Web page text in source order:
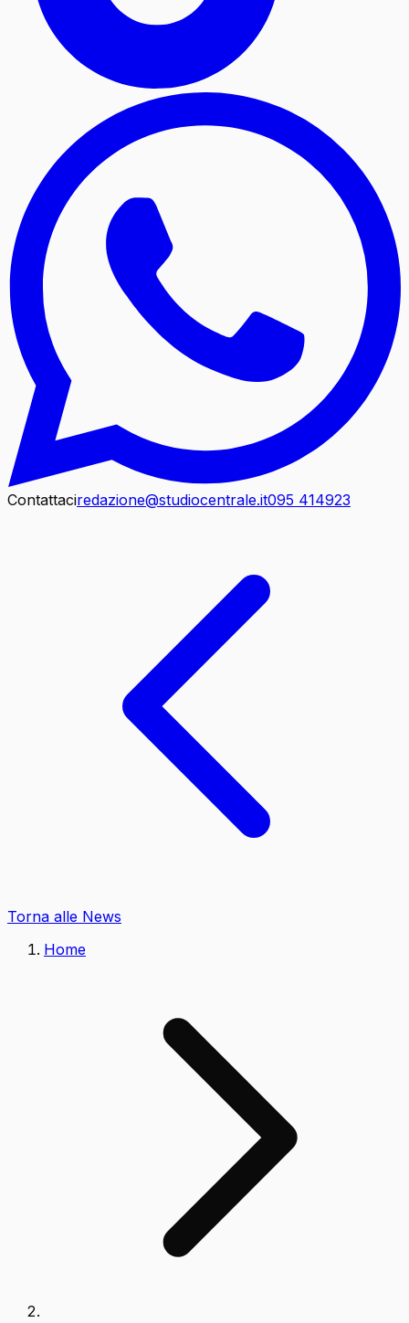
Contattaciredazione@studiocentrale.it095 414923
Torna alle News
Home